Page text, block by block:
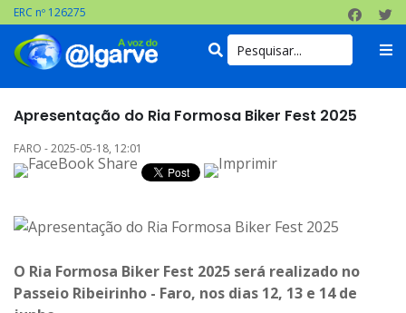
ERC nº 126275
Apresentação do Ria Formosa Biker Fest 2025
FARO - 2025-05-18, 12:01
O Ria Formosa Biker Fest 2025 será realizado no
Passeio Ribeirinho - Faro, nos dias 12, 13 e 14 de